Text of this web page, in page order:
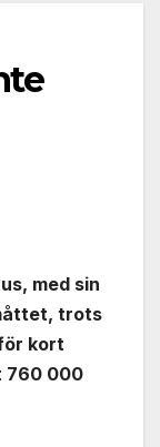
med sin
trots
kort
760 000